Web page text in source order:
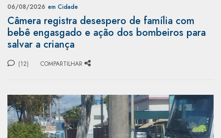
06/08/2026 em Cidade
Câmera registra desespero de família com
bebê engasgado e ação dos bombeiros para
salvar a criança
(12) COMPARTILHAR